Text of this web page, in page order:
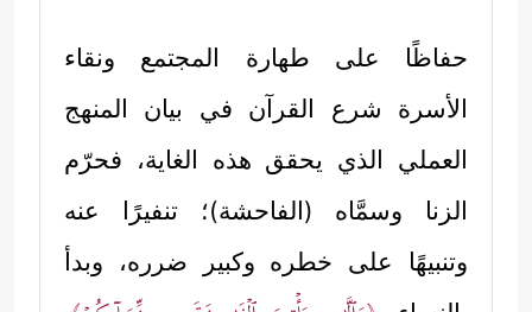
حفاظًا على طهارة المجتمع ونقاء
الأسرة شرع القرآن في بيان المنهج
العملي الذي يحقق هذه الغاية، فحرّم
الزنا وسمَّاه (الفاحشة)؛ تنفيرًا عنه
وتنبيهًا على خطره وكبير ضرره، وبدأ